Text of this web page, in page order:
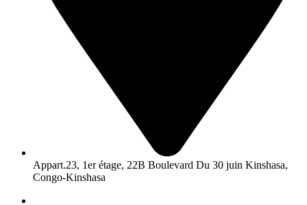
Appart.23, 1er étage, 22B Boulevard Du 30 juin Kinshasa,
Congo-Kinshasa